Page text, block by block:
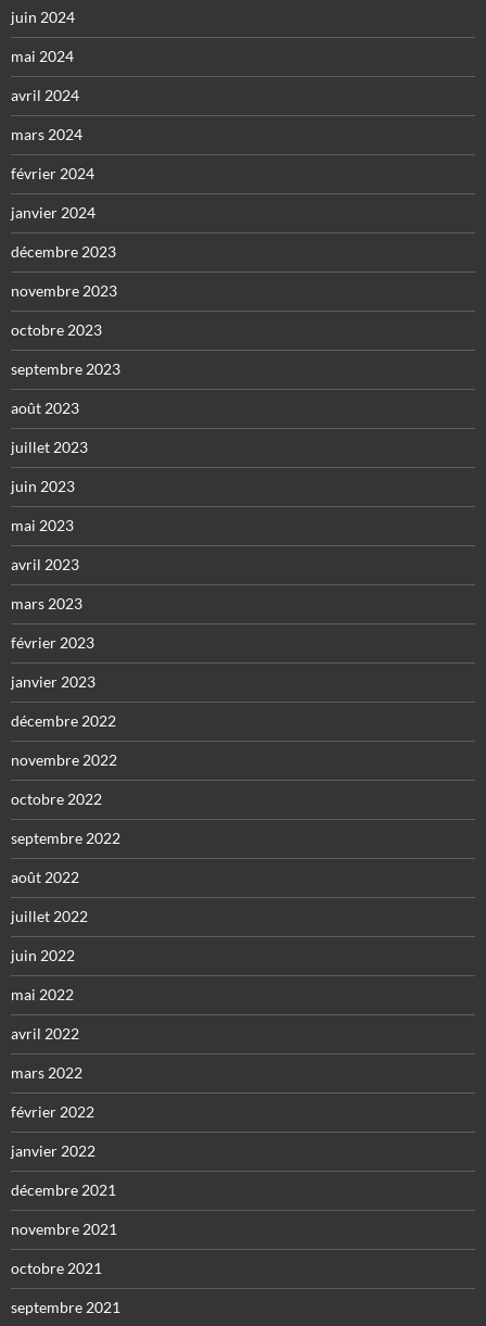
juin 2024
mai 2024
avril 2024
mars 2024
février 2024
janvier 2024
décembre 2023
novembre 2023
octobre 2023
septembre 2023
août 2023
juillet 2023
juin 2023
mai 2023
avril 2023
mars 2023
février 2023
janvier 2023
décembre 2022
novembre 2022
octobre 2022
septembre 2022
août 2022
juillet 2022
juin 2022
mai 2022
avril 2022
mars 2022
février 2022
janvier 2022
décembre 2021
novembre 2021
octobre 2021
septembre 2021